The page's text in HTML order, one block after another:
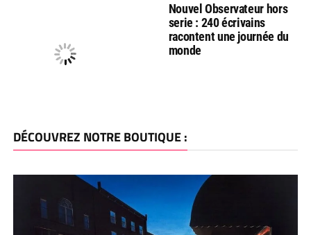
Nouvel Observateur hors
serie : 240 écrivains
racontent une journée du
monde
DÉCOUVREZ NOTRE BOUTIQUE :